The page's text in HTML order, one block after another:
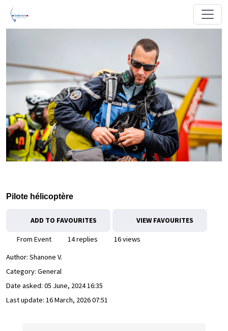
Pilote hélicoptère
ADD TO FAVOURITES VIEW FAVOURITES
From Event 14 replies
16 views
Author: Shanone V.
Category: General
Date asked: 05 June, 2024 16:35
Last update: 16 March, 2026 07:51